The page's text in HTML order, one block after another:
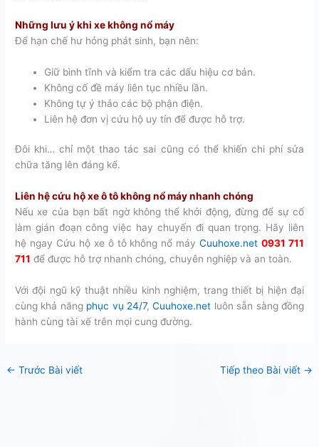
Những lưu ý khi xe không nổ máy
Để hạn chế hư hỏng phát sinh, bạn nên:
Giữ bình tĩnh và kiểm tra các dấu hiệu cơ bản.
Không cố đề máy liên tục nhiều lần.
Không tự ý tháo các bộ phận điện.
Liên hệ đơn vị cứu hộ uy tín để được hỗ trợ.
Đôi khi… chỉ một thao tác sai cũng có thể khiến chi phí sửa
chữa tăng lên đáng kể.
Liên hệ cứu hộ xe ô tô không nổ máy nhanh chóng
Nếu xe của bạn bất ngờ không thể khởi động, đừng để sự cố
làm gián đoạn công việc hay chuyến đi quan trọng. Hãy liên
hệ ngay Cứu hộ xe ô tô không nổ máyCuuhoxe.net 0931 711
711 để được hỗ trợ nhanh chóng, chuyên nghiệp và an toàn.
Với đội ngũ kỹ thuật nhiều kinh nghiệm, trang thiết bị hiện đại
cùng khả năng phục vụ 24/7,Cuuhoxe.net luôn sẵn sàng đồng
hành cùng tài xế trên mọi cung đường.
← Trước Bài viết Tiếp theo Bài viết →